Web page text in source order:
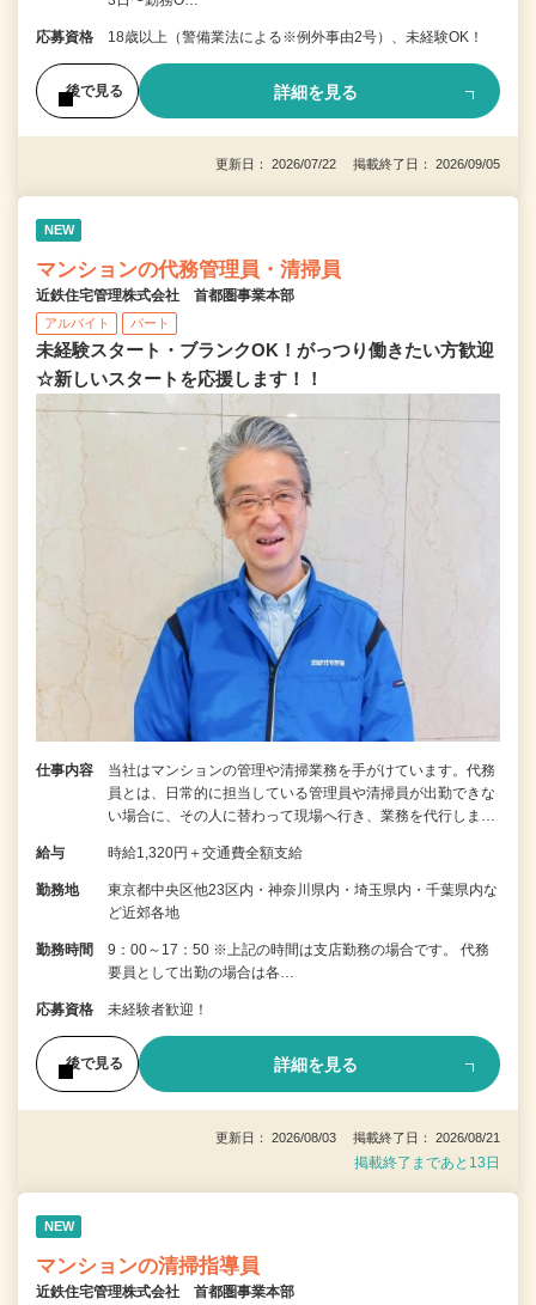
応募資格 18歳以上（警備業法による※例外事由2号）、未経験OK！
後で見る 詳細を見る
更新日： 2026/07/22 掲載終了日： 2026/09/05
NEW
マンションの代務管理員・清掃員
近鉄住宅管理株式会社 首都圏事業本部
アルバイト パート
未経験スタート・ブランクOK！がっつり働きたい方歓迎
☆新しいスタートを応援します！！
仕事内容
当社はマンションの管理や清掃業務を手がけています。代務
員とは、日常的に担当している管理員や清掃員が出勤できな
い場合に、その人に替わって現場へ行き、業務を代行しま…
給与 時給1,320円＋交通費全額支給
勤務地
東京都中央区他23区内・神奈川県内・埼玉県内・千葉県内な
ど近郊各地
勤務時間
9：00～17：50 ※上記の時間は支店勤務の場合です。 代務
要員として出勤の場合は各…
応募資格 未経験者歓迎！
後で見る 詳細を見る
更新日： 2026/08/03 掲載終了日： 2026/08/21
掲載終了まであと13日
NEW
マンションの清掃指導員
近鉄住宅管理株式会社 首都圏事業本部